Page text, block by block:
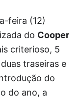
feira (12)
do Cooper
criterioso, 5
traseiras e
do
do ano, a